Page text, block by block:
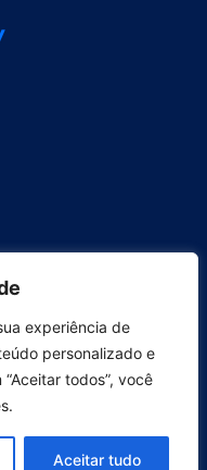
experiência de
personalizado e
todos”, você
Aceitar tudo